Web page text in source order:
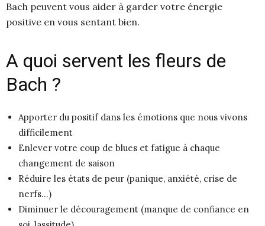
Bach peuvent vous aider à garder votre énergie
positive en vous sentant bien.
A quoi servent les fleurs de
Bach ?
Apporter du positif dans les émotions que nous vivons
difficilement
Enlever votre coup de blues et fatigue à chaque
changement de saison
Réduire les états de peur (panique, anxiété, crise de
nerfs…)
Diminuer le découragement (manque de confiance en